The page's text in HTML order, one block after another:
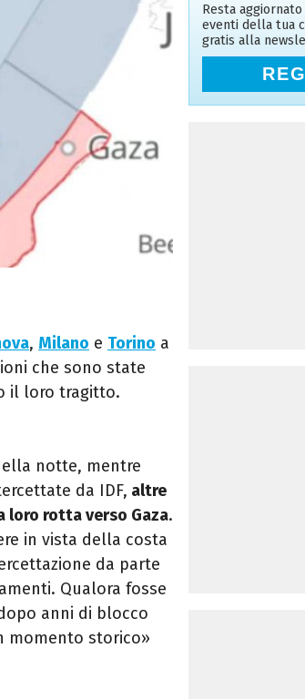
, Milano e Torino a
che sono state
il loro tragitto.
notte, mentre
da IDF, altre
loro rotta verso Gaza.
in vista della costa
da parte
Qualora fosse
anni di blocco
momento storico»
Resta
eventi della tua
gratis alla